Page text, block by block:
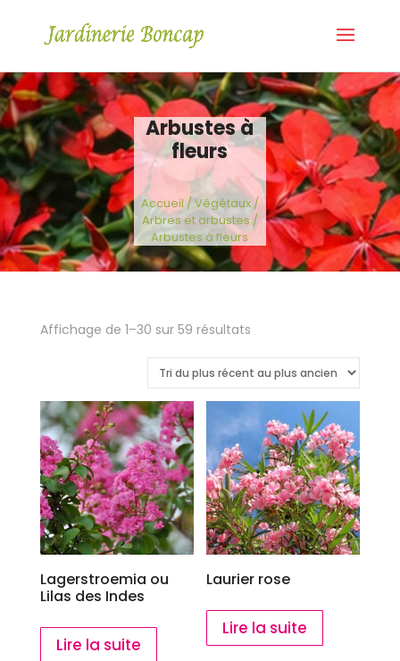
Arbustes à
fleurs
Accueil/Végétaux/
Arbres et arbustes /
Arbustes à fleurs
Affichage de 1–30 sur 59 résultatsTrié
plus
récent
au
plus
ancien
Lagerstroemia ou
Lilas des Indes
Lire la suite
Laurier rose
Lire la suite